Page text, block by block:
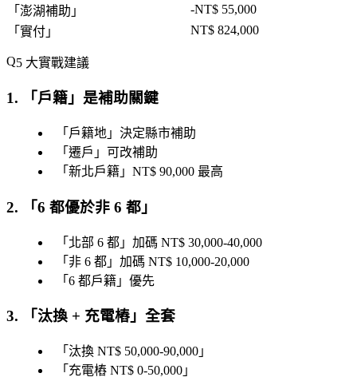
「 澎湖補助 」
-NT$ 55,000
「 實付 」 NT$ 824,000
5 大實戰建議
1. 「 戶籍 」是補助關鍵
「 戶籍地 」決定縣市補助
「 遷戶 」可改補助
「 新北戶籍 」NT$ 90,000 最高
2. 「6 都優於非 6 都 」
「 北部 6 都 」加碼 NT$ 30,000-40,000
「 非 6 都 」加碼 NT$ 10,000-20,000
「 6 都戶籍 」優先
3. 「汰換 + 充電樁 」全套
「 汰換 NT$ 50,000-90,000 」
「 充電樁 NT$ 0-50,000 」